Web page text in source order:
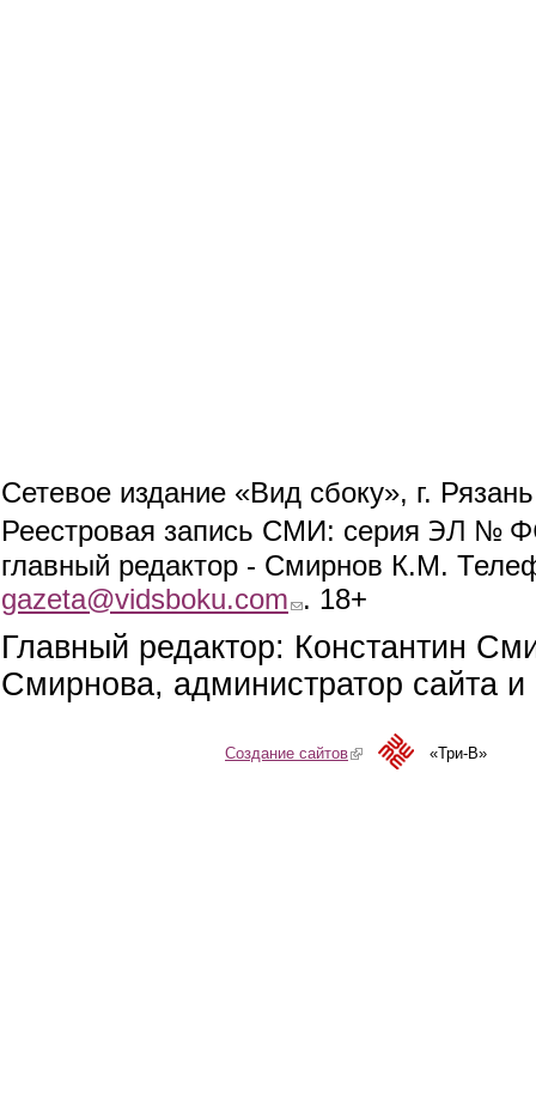
Сетевое издание «Вид сбоку», г.
Реестровая запись СМИ: серия ЭЛ №
главный редактор - Смирнов К.М.
gazeta@vidsboku.com (link sends e-mail)
. 18+
Главный редактор: Константин
Смирнова, администратор сайта
Создание сайтов(link is external)«Три-В»